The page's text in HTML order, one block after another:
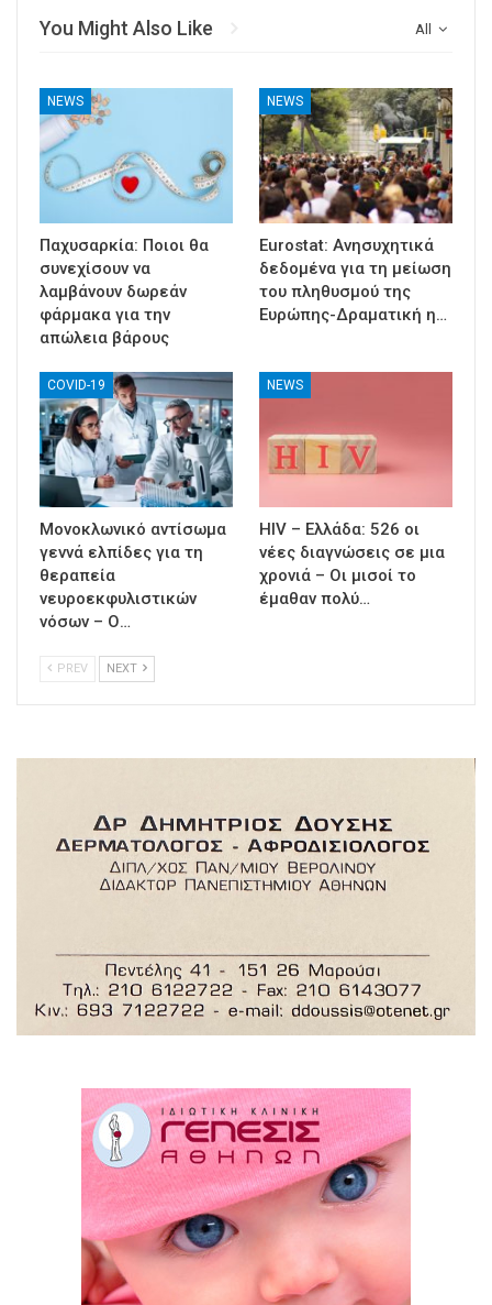
All
You Might Also Like
NEWS
Παχυσαρκία: Ποιοι θα
συνεχίσουν να
λαμβάνουν δωρεάν
φάρμακα για την
απώλεια βάρους
NEWS
Eurostat: Ανησυχητικά
δεδομένα για τη μείωση
του πληθυσμού της
Ευρώπης-Δραματική η…
COVID-19
Μονοκλωνικό αντίσωμα
γεννά ελπίδες για τη
θεραπεία
νευροεκφυλιστικών
νόσων – Ο…
NEWS
HIV – Ελλάδα: 526 οι
νέες διαγνώσεις σε μια
χρονιά – Οι μισοί το
έμαθαν πολύ…
PREV NEXT